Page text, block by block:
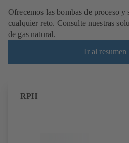
Ofrecemos las bombas de proceso y
cualquier reto. Consulte nuestras
de gas natural.
Ir al resumen
RPH